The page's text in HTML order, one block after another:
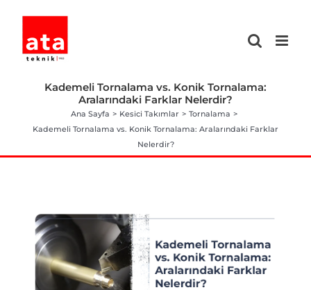
content
Kademeli Tornalama vs. Konik Tornalama:
Aralarındaki Farklar Nelerdir?
Ana Sayfa Kesici Takımlar
Tornalama
Kademeli Tornalama vs. Konik Tornalama: Aralarındaki Farklar
Nelerdir?